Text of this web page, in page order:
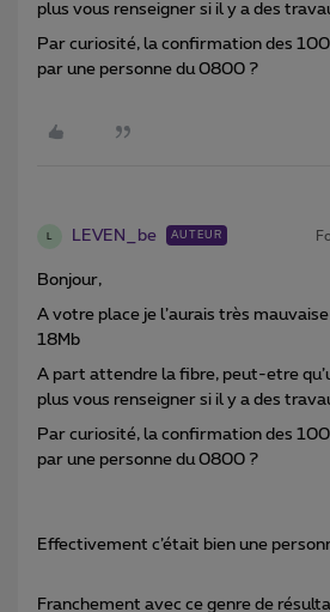
plus vous renseigner si il y a des
Par curiosité, la confirmation des
par une personne du 0800 ?
LEVEN_be AUTEUR
Bonjour,
A votre place je l’aurais très
18Mb
A part attendre la fibre, peut-etre
plus vous renseigner si il y a des
Par curiosité, la confirmation des
par une personne du 0800 ?
Effectivement c’était bien une
Franchement avec ce genre de